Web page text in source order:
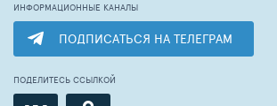
ИНФОРМАЦИОННЫЕ КАНАЛЫ
ПОДПИСАТЬСЯ НА ТЕЛЕГРАМ
ПОДЕЛИТЕСЬ ССЫЛКОЙ